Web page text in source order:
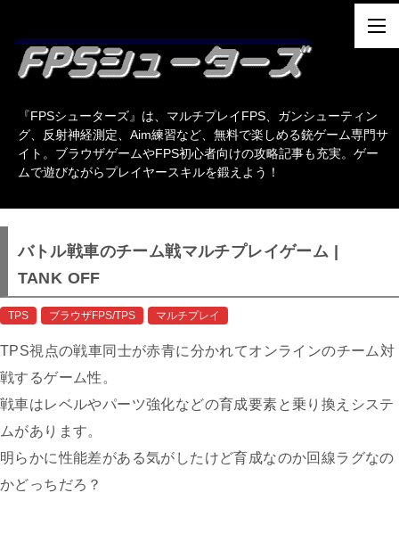
『FPSシューターズ』は、マルチプレイFPS、ガンシューティン
グ、反射神経測定、Aim練習など、無料で楽しめる銃ゲーム専門サ
イト。ブラウザゲームやFPS初心者向けの攻略記事も充実。ゲー
ムで遊びながらプレイヤースキルを鍛えよう！
バトル戦車のチーム戦マルチプレイゲーム |
TANK OFF
TPS ブラウザFPS/TPS マルチプレイ
TPS視点の戦車同士が赤青に分かれてオンラインのチーム対
戦するゲーム性。
戦車はレベルやパーツ強化などの育成要素と乗り換えシステ
ムがあります。
明らかに性能差がある気がしたけど育成なのか回線ラグなの
かどっちだろ？